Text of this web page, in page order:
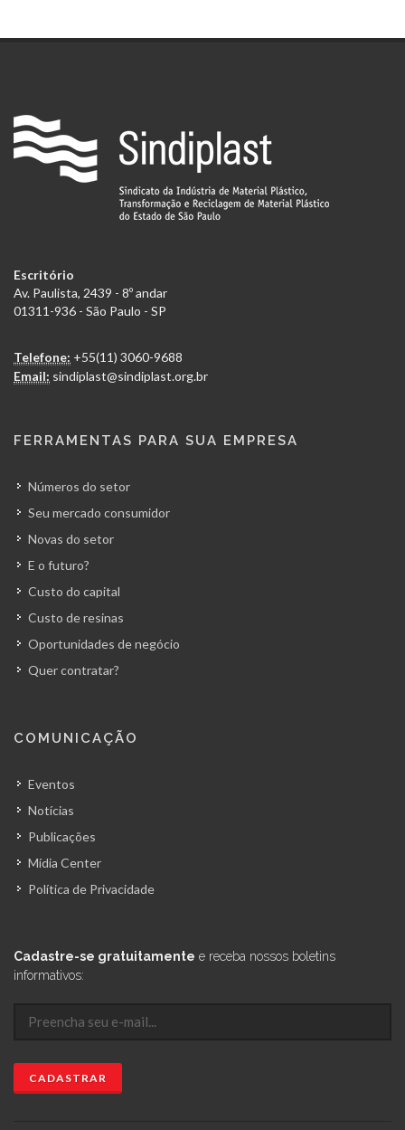
Escritório
Av. Paulista, 2439 - 8º andar
01311-936 - São Paulo - SP
Telefone: +55(11) 3060-9688
Email: sindiplast@sindiplast.org.br
FERRAMENTAS PARA SUA EMPRESA
Números do setor
Seu mercado consumidor
Novas do setor
E o futuro?
Custo do capital
Custo de resinas
Oportunidades de negócio
Quer contratar?
COMUNICAÇÃO
Eventos
Notícias
Publicações
Mídia Center
Política de Privacidade
Cadastre-se gratuitamente e receba nossos boletins
informativos: